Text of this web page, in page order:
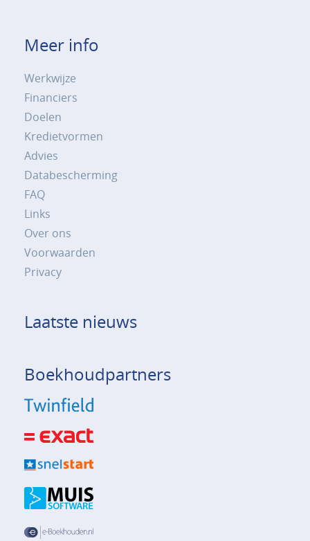
Meer info
Werkwijze
Financiers
Doelen
Kredietvormen
Advies
Databescherming
FAQ
Links
Over ons
Voorwaarden
Privacy
Laatste nieuws
Boekhoudpartners